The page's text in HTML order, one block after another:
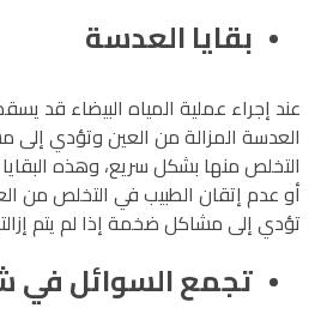
بقايا العدسة
عند إجراء عملية المياه البيضاء قد
العدسة المزالة من العين وتؤدي إلى
التخلص منها بشكل سريع، وهذه
أو عدم إتقان الطبيب في التخلص من
تؤدي إلى مشاكل ضخمة إذا لم يتم
تجمع السوائل في